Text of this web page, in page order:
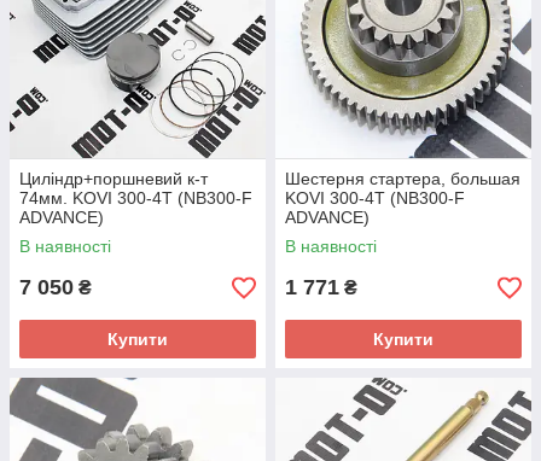
Циліндр+поршневий к-т
74мм. KOVI 300-4T (NB300-F
ADVANCE)
В наявності
7 050 ₴
Купити
Шестерня стартера, большая
KOVI 300-4T (NB300-F
ADVANCE)
В наявності
1 771 ₴
Купити